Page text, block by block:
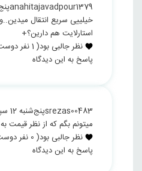
anahitajavadpour1379
خیلییی سریع انتقال
استارلایت هم دارین؟+
نظر جالبی بود(
1نفر
پاسخ به این دیدگاه
srezas00483پنج‌شنبه 12 سپتامبر 2024
میتونم بگم که از نظر قیمت
نظر جالبی بود(
0 نفر
پاسخ به این دیدگاه